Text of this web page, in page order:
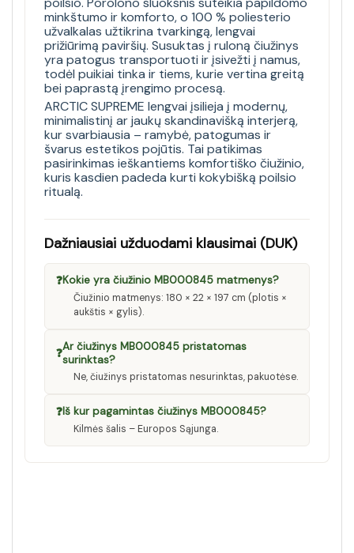
minkštumo ir komforto, o 100 % poliesterio
užvalkalas užtikrina tvarkingą, lengvai
prižiūrimą paviršių. Susuktas į ruloną čiužinys
yra patogus transportuoti ir įsivežti į namus,
todėl puikiai tinka ir tiems, kurie vertina greitą
bei paprastą įrengimo procesą.
ARCTIC SUPREME lengvai įsilieja į modernų,
minimalistinį ar jaukų skandinavišką interjerą,
kur svarbiausia – ramybė, patogumas ir
švarus estetikos pojūtis. Tai patikimas
pasirinkimas ieškantiems komfortiško čiužinio,
kuris kasdien padeda kurti kokybišką poilsio
ritualą.
Dažniausiai užduodami klausimai (DUK)
❓Kokie yra čiužinio MB000845 matmenys?
Čiužinio matmenys: 180 × 22 × 197 cm (plotis ×
aukštis × gylis).
❓Ar čiužinys MB000845 pristatomas
surinktas?
Ne, čiužinys pristatomas nesurinktas, pakuotėse.
❓Iš kur pagamintas čiužinys MB000845?
Kilmės šalis – Europos Sąjunga.